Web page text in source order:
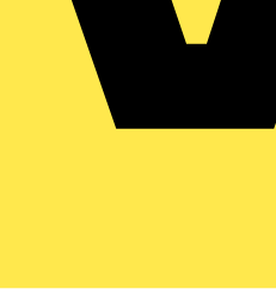
Verteiler und
Funktionserhalt E30 E30
Baulicher Brandabschnitt 1600m
2 SVUV Endstromkreise
Einsparung von Funktions-
standardisierter, geprüfter
Sentara US E30
Baulicher Brandabschnitt 1600m
2 Endstromkreise
beachten Sie auch unser e
und weiter en Themen.
- lagen Sicherheits